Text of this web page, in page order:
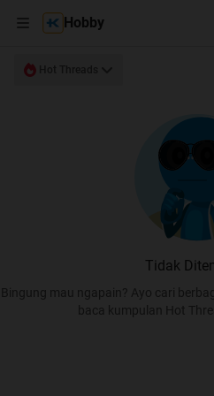
Hobby
Tidak
Bingung mau ngapain? Ayo cari
baca kumpulan Hot